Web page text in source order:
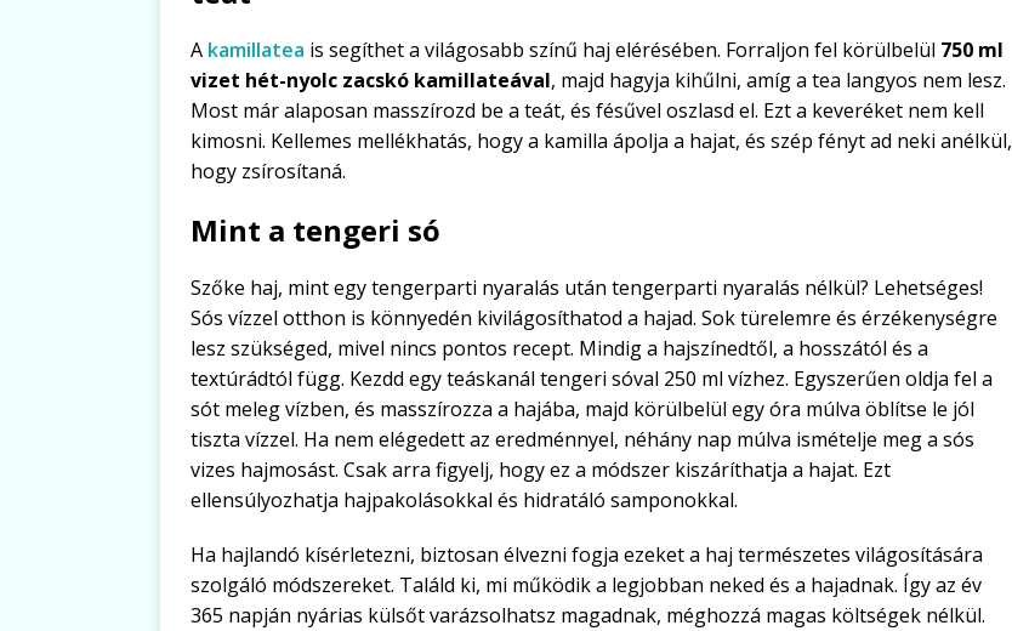
A kamillatea is segíthet a világosabb színű haj elérésében. Forraljon fel körülbelül 750 ml
vizet hét-nyolc zacskó kamillateával, majd hagyja kihűlni, amíg a tea langyos nem lesz.
Most már alaposan masszírozd be a teát, és fésűvel oszlasd el. Ezt a keveréket nem kell
kimosni. Kellemes mellékhatás, hogy a kamilla ápolja a hajat, és szép fényt ad neki anélkül,
hogy zsírosítaná.
Mint a tengeri só
Szőke haj, mint egy tengerparti nyaralás után tengerparti nyaralás nélkül? Lehetséges!
Sós vízzel otthon is könnyedén kivilágosíthatod a hajad. Sok türelemre és érzékenységre
lesz szükséged, mivel nincs pontos recept. Mindig a hajszínedtől, a hosszától és a
textúrádtól függ. Kezdd egy teáskanál tengeri sóval 250 ml vízhez. Egyszerűen oldja fel a
sót meleg vízben, és masszírozza a hajába, majd körülbelül egy óra múlva öblítse le jól
tiszta vízzel. Ha nem elégedett az eredménnyel, néhány nap múlva ismételje meg a sós
vizes hajmosást. Csak arra figyelj, hogy ez a módszer kiszáríthatja a hajat. Ezt
ellensúlyozhatja hajpakolásokkal és hidratáló samponokkal.
Ha hajlandó kísérletezni, biztosan élvezni fogja ezeket a haj természetes világosítására
szolgáló módszereket. Találd ki, mi működik a legjobban neked és a hajadnak. Így az év
365 napján nyárias külsőt varázsolhatsz magadnak, méghozzá magas költségek nélkül.